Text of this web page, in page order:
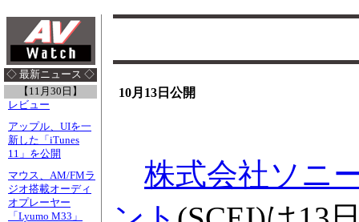
◇ 最新ニュース ◇
【11月30日】
レビュー
アップル、UIを一
新した「iTunes
11」を公開
マウス、AM/FMラ
ジオ搭載オーディ
オプレーヤー
「Lyumo M33」
10月13日公開
株式会社ソニ